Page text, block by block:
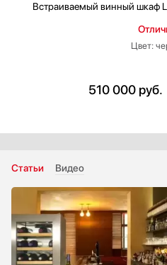
Встраиваемый винный шкаф
Цвет:
510 000 руб.
Статьи Видео